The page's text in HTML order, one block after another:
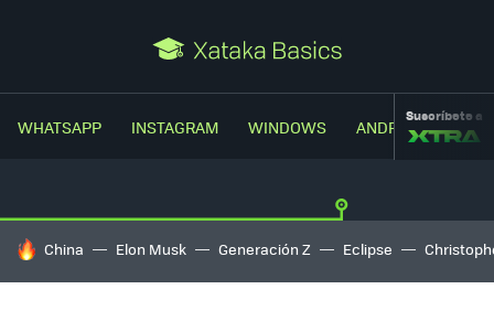
WHATSAPP INSTAGRAM WINDOWS ANDROIDSuscríbete a
HOY SE HABLA DE
China Elon Musk Generación Z Eclipse